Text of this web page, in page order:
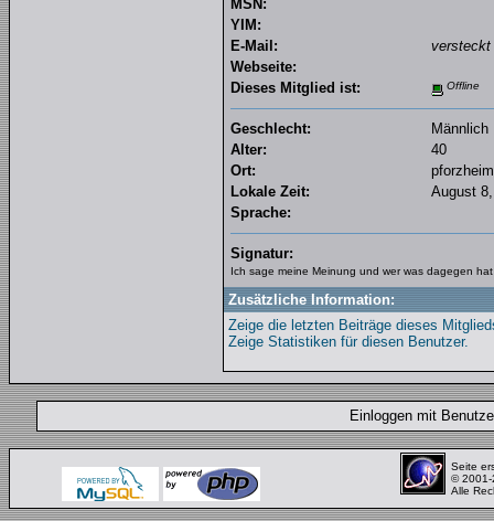
MSN:
YIM:
E-Mail:
versteckt
Webseite:
Dieses Mitglied ist:
Offline
Geschlecht:
Männlich
Alter:
40
Ort:
pforzheim
Lokale Zeit:
August
Sprache:
Signatur:
Ich sage meine Meinung und wer was dagegen
Zusätzliche Information:
Zeige die letzten Beiträge dieses
Zeige Statistiken für diesen Benutzer.
Einloggen mit
Seite
© 2001-
Alle